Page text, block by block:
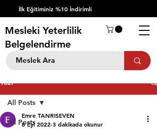
İlk Eğitiminiz %10 İndirimli
Mesleki Yeterlilik
Belgelendirme
Yazı
All Posts
All Posts
Emre TANRISEVEN
8 Eyl 2022 3 dakikada okunur